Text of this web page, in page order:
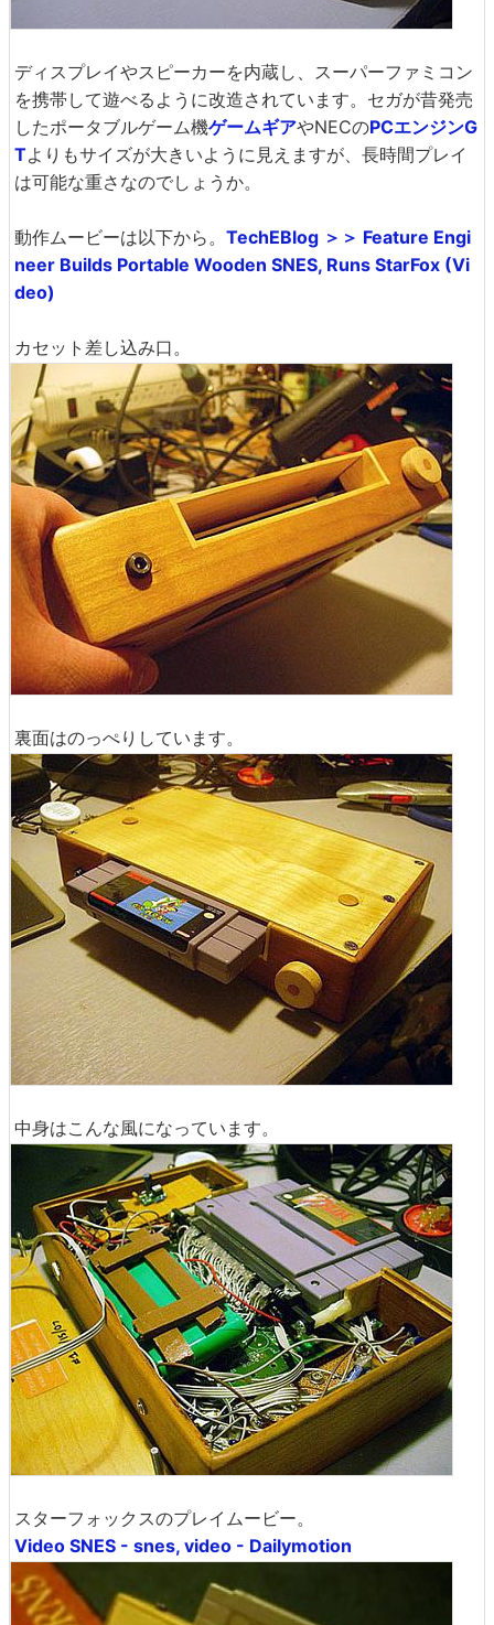
ディスプレイやスピーカーを内蔵し、スーパーファミコン
を携帯して遊べるように改造されています。セガが昔発売
したポータブルゲーム機ゲームギアやNECのPCエンジンG
Tよりもサイズが大きいように見えますが、長時間プレイ
は可能な重さなのでしょうか。
動作ムービーは以下から。 TechEBlog ＞＞ Feature Engi
neer Builds Portable Wooden SNES, Runs StarFox (Vi
deo)
カセット差し込み口。
裏面はのっぺりしています。
中身はこんな風になっています。
スターフォックスのプレイムービー。
Video SNES - snes, video - Dailymotion